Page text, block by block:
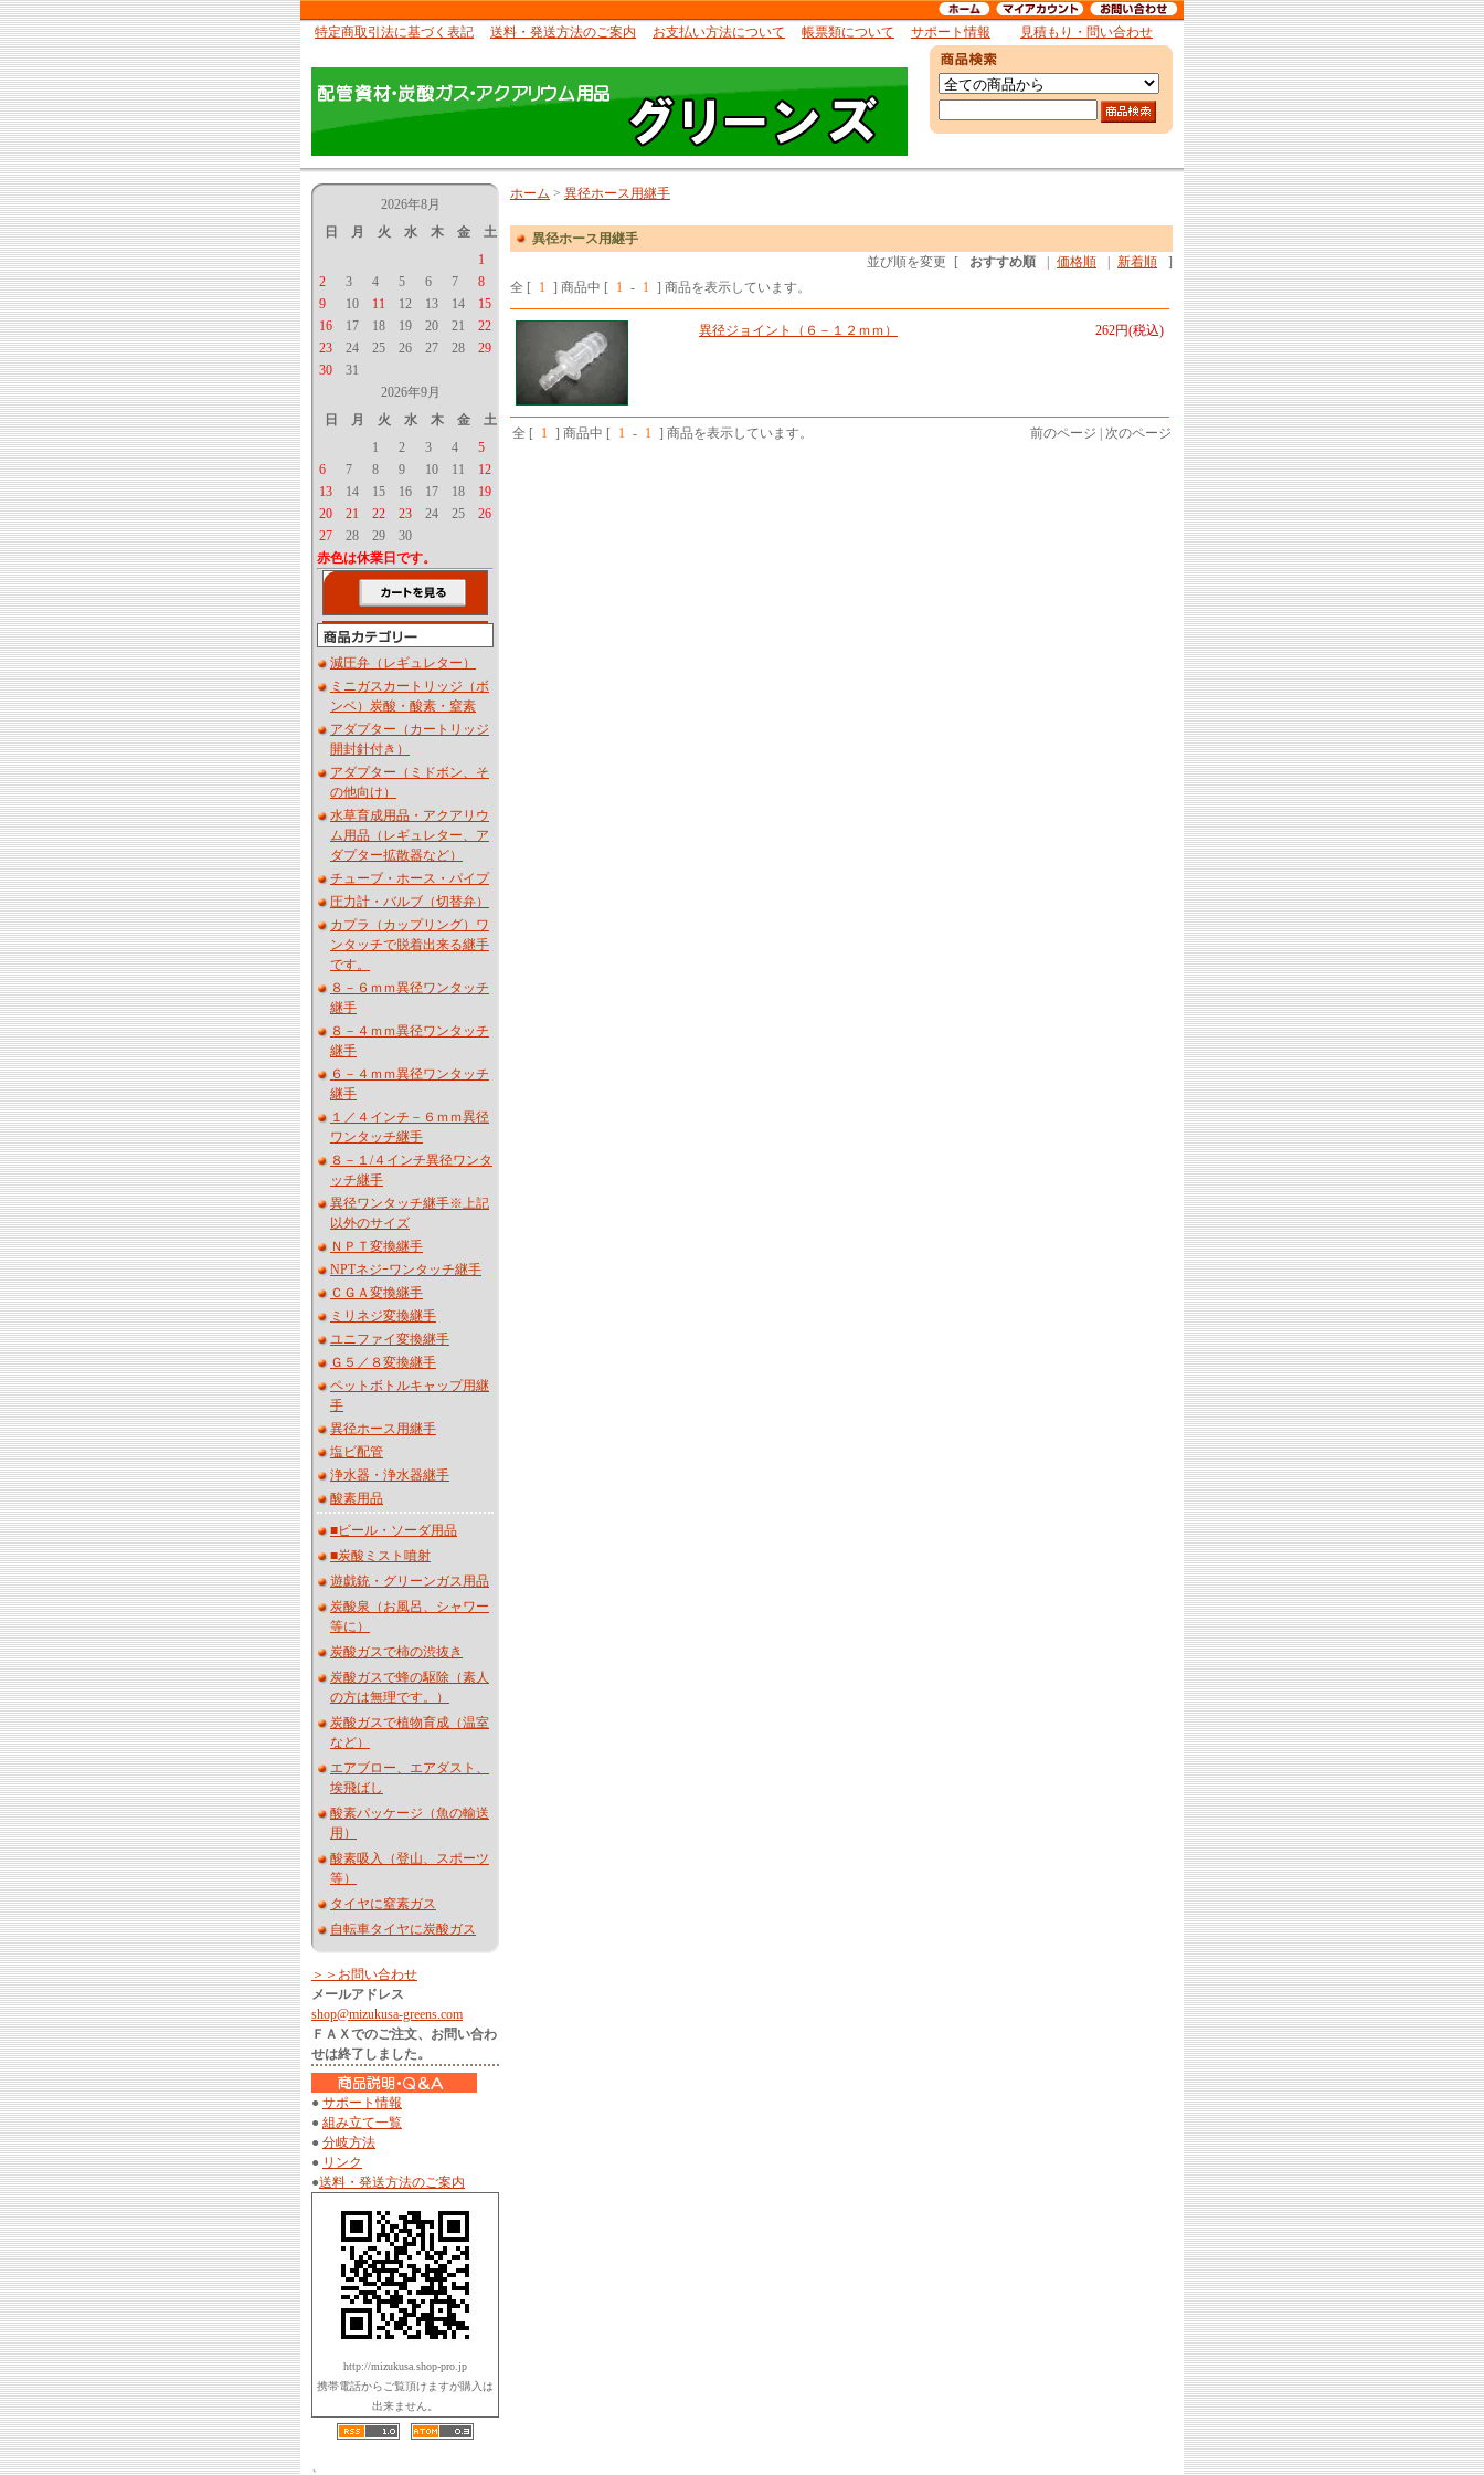
特定商取引法に基づく表記 送料・発送方法のご案内 お支払い方法について 帳票類について サポート情報 見積もり・問い合わせ
2026年8月
日
月 火 水 木 金
土
1
2
3 4 5 6 7
8
9
10 11 12 13 14
15
16
17 18 19 20 21
22
23
24 25 26 27 28
29
30
31
2026年9月
日
月 火 水 木 金
土
1
2 3 4
5
6
7 8 9 10 11
12
13
14 15 16 17 18
19
20
21 22 23 24 25
26
27
28 29
30
赤色は休業日です。
減圧弁（レギュレター）
ミニガスカートリッジ（ボ
ンベ）炭酸・酸素・窒素
アダプター（カートリッジ
開封針付き）
アダプター（ミドボン、そ
の他向け）
水草育成用品・アクアリウ
ム用品（レギュレター、ア
ダプター拡散器など）
チューブ・ホース・パイプ
圧力計・バルブ（切替弁）
カプラ（カップリング）ワ
ンタッチで脱着出来る継手
です。
８－６ｍｍ異径ワンタッチ
継手
８－４ｍｍ異径ワンタッチ
継手
６－４ｍｍ異径ワンタッチ
継手
１／４インチ－６ｍｍ異径
ワンタッチ継手
８－１/４インチ異径ワンタ
ッチ継手
異径ワンタッチ継手※上記
以外のサイズ
ＮＰＴ変換継手
NPTネジｰワンタッチ継手
ＣＧＡ変換継手
ミリネジ変換継手
ユニファイ変換継手
Ｇ５／８変換継手
ペットボトルキャップ用継
手
異径ホース用継手
塩ビ配管
浄水器・浄水器継手
酸素用品
■ビール・ソーダ用品
■炭酸ミスト噴射
遊戯銃・グリーンガス用品
炭酸泉（お風呂、シャワー
等に）
炭酸ガスで柿の渋抜き
炭酸ガスで蜂の駆除（素人
の方は無理です。）
炭酸ガスで植物育成（温室
など）
エアブロー、エアダスト、
埃飛ばし
酸素パッケージ（魚の輸送
用）
酸素吸入（登山、スポーツ
等）
タイヤに窒素ガス
自転車タイヤに炭酸ガス
＞＞お問い合わせ
メールアドレス
shop@mizukusa-greens.com
ＦＡＸでのご注文、お問い合わ
せは終了しました。
● サポート情報
● 組み立て一覧
● 分岐方法
● リンク
●送料・発送方法のご案内
http://mizukusa.shop-pro.jp
携帯電話からご覧頂けますが購入は
出来ません。
ホーム > 異径ホース用継手
異径ホース用継手
並び順を変更
[ おすすめ順 価格順 新着順
]
全 [ 1 ] 商品中 [ 1 - 1 ] 商品を表示しています。
262円(税込)
異径ジョイント（６－１２ｍｍ）
全 [ 1 ] 商品中 [ 1 - 1 ] 商品を表示しています。 前のページ | 次のページ
、